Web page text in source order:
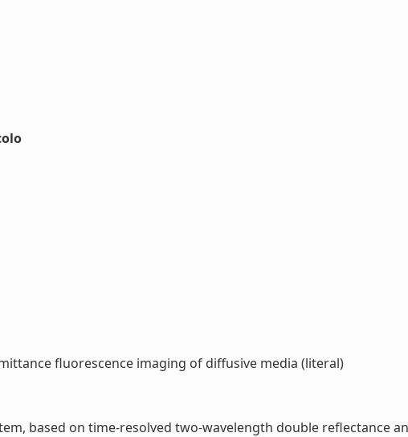
fluorescence imaging of diffusive media (literal)
based on time-resolved two-wavelength double reflectance